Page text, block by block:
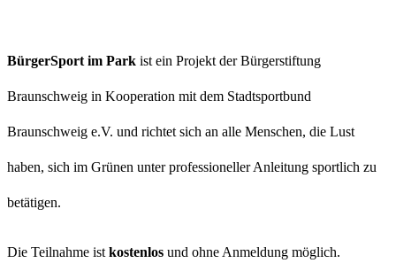
BürgerSport im Park ist ein Projekt der Bürgerstiftung
Braunschweig in Kooperation mit dem Stadtsportbund
Braunschweig e.V. und richtet sich an alle Menschen, die Lust
haben, sich im Grünen unter professioneller Anleitung sportlich zu
betätigen.
Die Teilnahme ist kostenlos und ohne Anmeldung möglich.